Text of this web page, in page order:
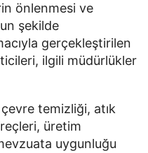
önlenmesi ve
şekilde
gerçekleştirilen
ilgili müdürlükler
temizliği, atık
üretim
uygunluğu